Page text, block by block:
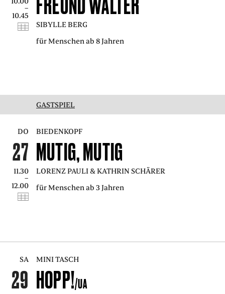
–
10.45
SIBYLLE BERG
für Menschen ab 8 Jahren
GASTSPIEL
DO
27
11.30
–
12.00
BIEDENKOPF
MUTIG, MUTIG
LORENZ PAULI & KATHRIN SCHÄRER
für Menschen ab 3 Jahren
SA
29
MINI TASCH
HOPP!/UA